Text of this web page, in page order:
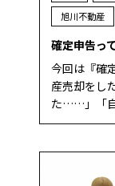
旭川不動産
確定申告っ
今回は『確
産売却をし
た……」「